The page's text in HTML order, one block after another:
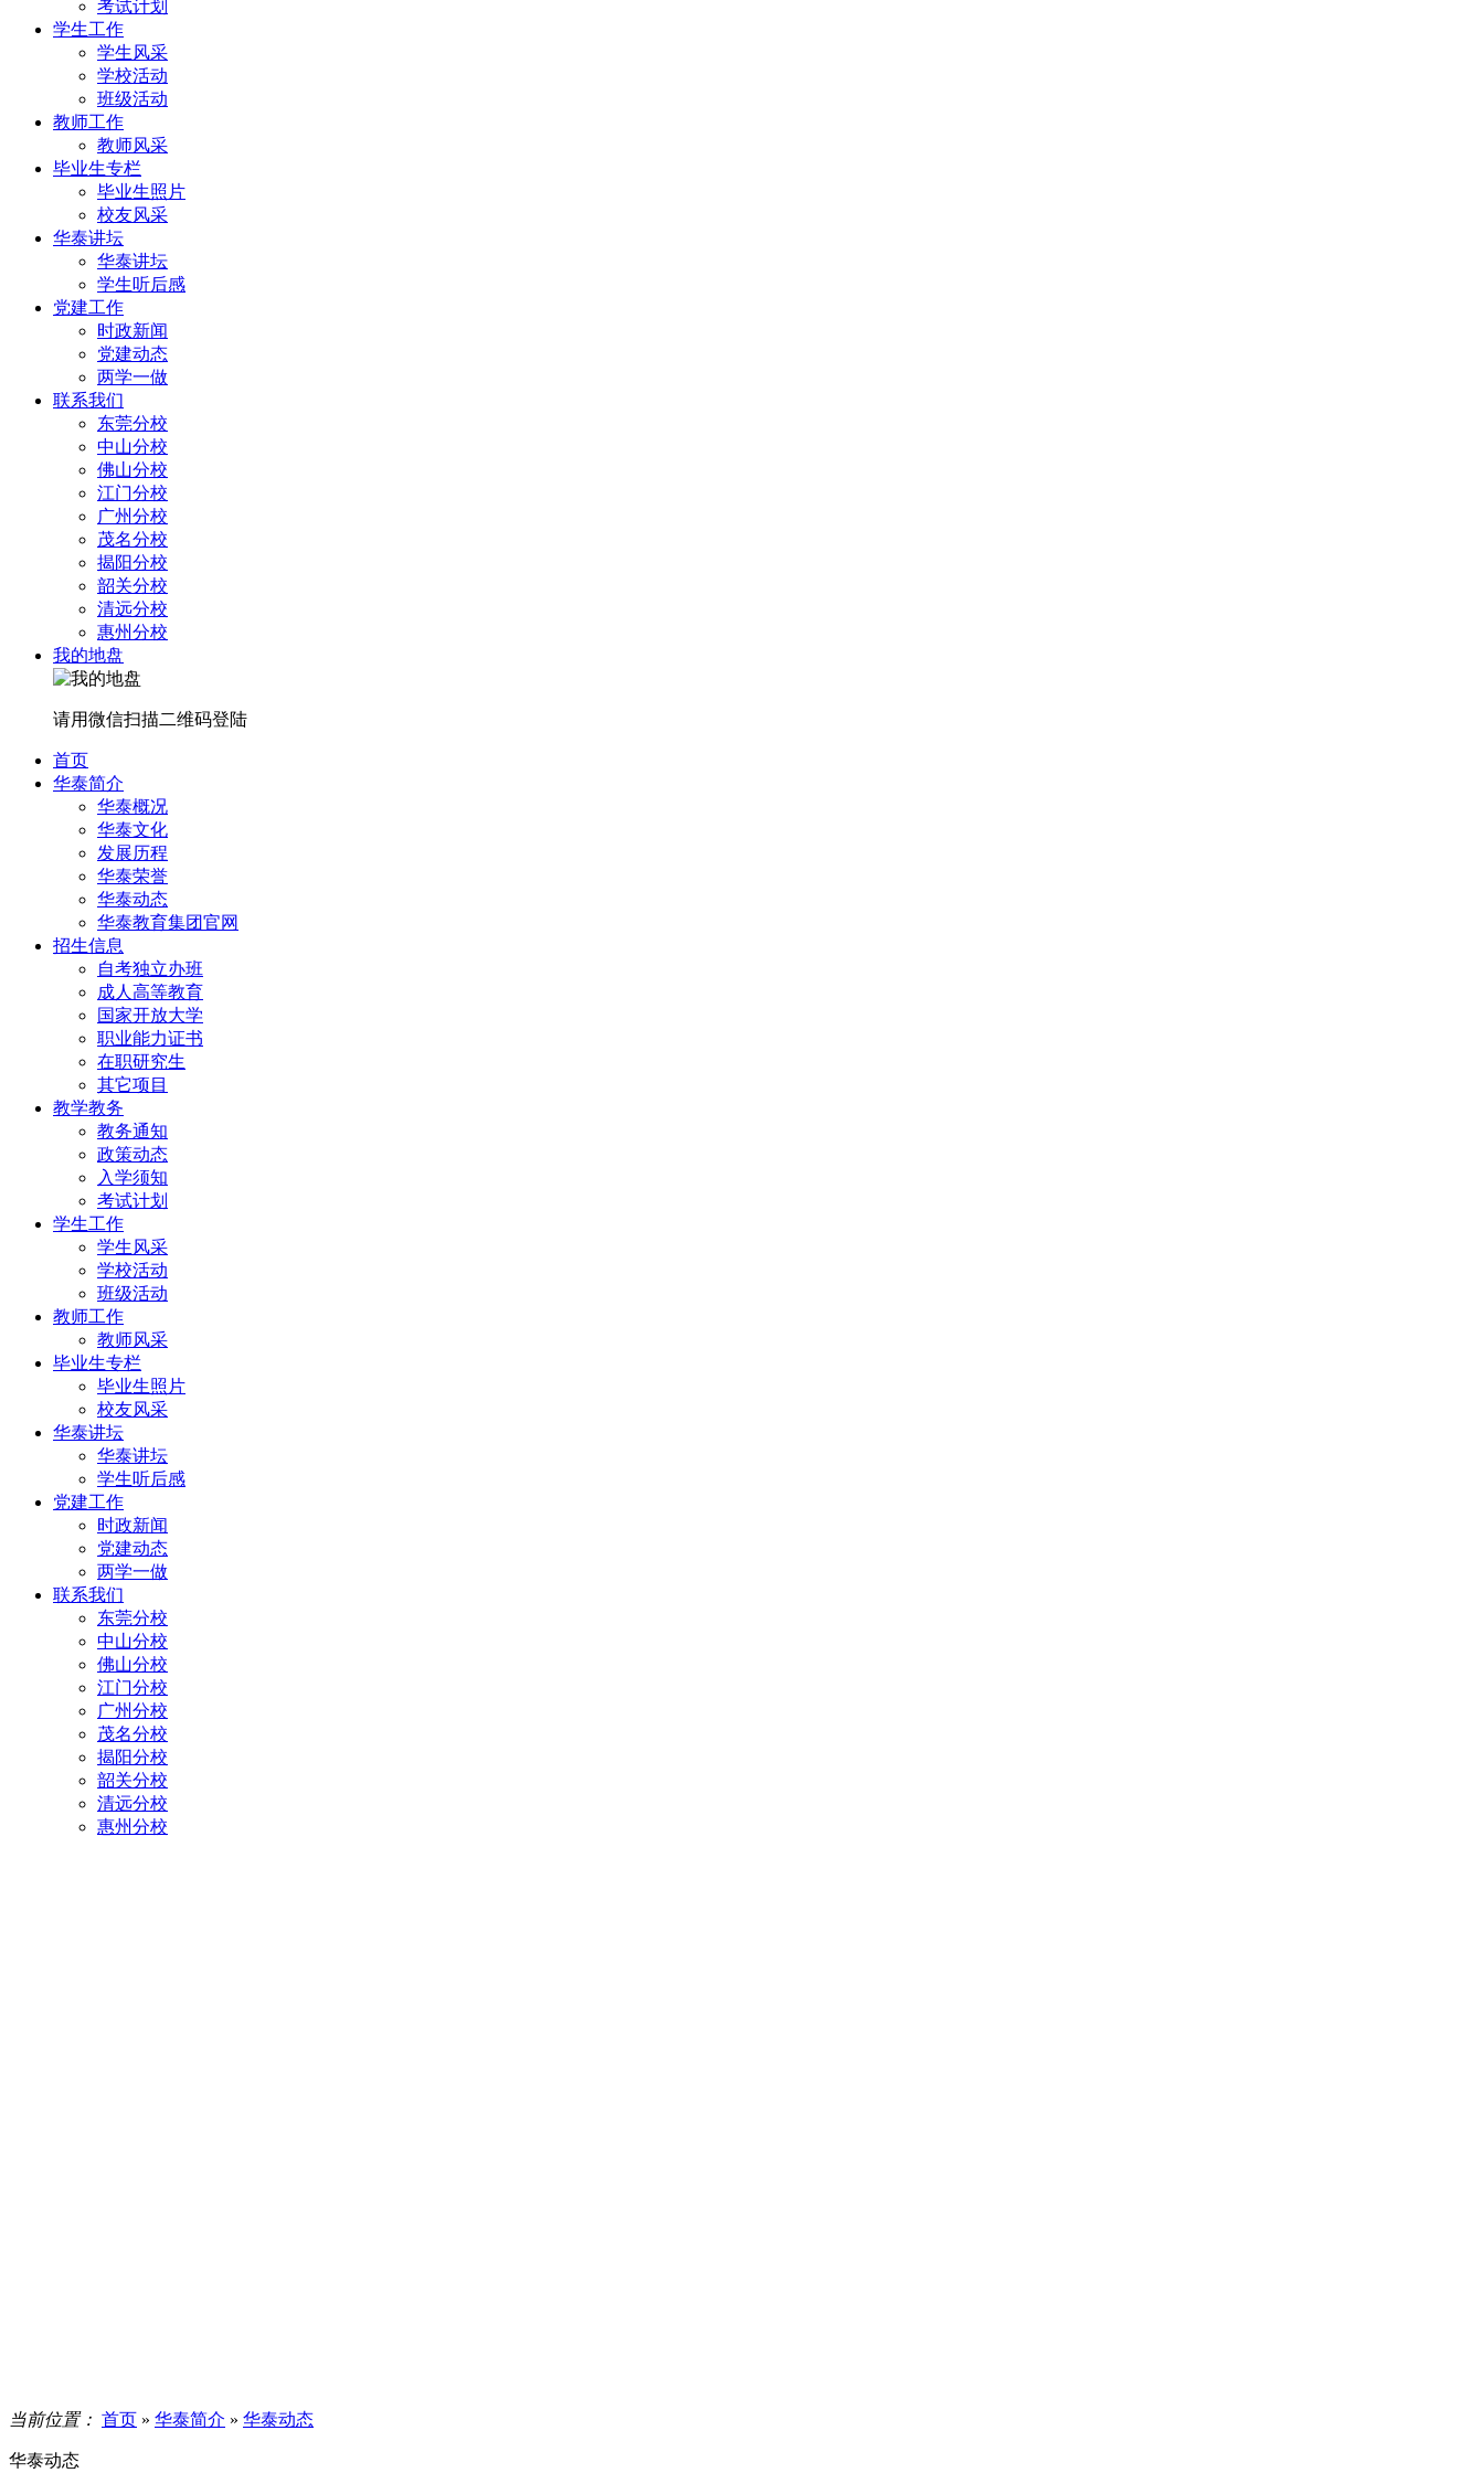
考试计划
学生工作
学生风采
学校活动
班级活动
教师工作
教师风采
毕业生专栏
毕业生照片
校友风采
华泰讲坛
华泰讲坛
学生听后感
党建工作
时政新闻
党建动态
两学一做
联系我们
东莞分校
中山分校
佛山分校
江门分校
广州分校
茂名分校
揭阳分校
韶关分校
清远分校
惠州分校
我的地盘
请用微信扫描二维码登陆
首页
华泰简介
华泰概况
华泰文化
发展历程
华泰荣誉
华泰动态
华泰教育集团官网
招生信息
自考独立办班
成人高等教育
国家开放大学
职业能力证书
在职研究生
其它项目
教学教务
教务通知
政策动态
入学须知
考试计划
学生工作
学生风采
学校活动
班级活动
教师工作
教师风采
毕业生专栏
毕业生照片
校友风采
华泰讲坛
华泰讲坛
学生听后感
党建工作
时政新闻
党建动态
两学一做
联系我们
东莞分校
中山分校
佛山分校
江门分校
广州分校
茂名分校
揭阳分校
韶关分校
清远分校
惠州分校
当前位置： 首页 » 华泰简介 » 华泰动态
华泰动态